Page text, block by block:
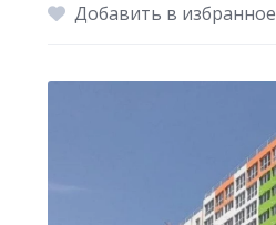
Добавить в избранное